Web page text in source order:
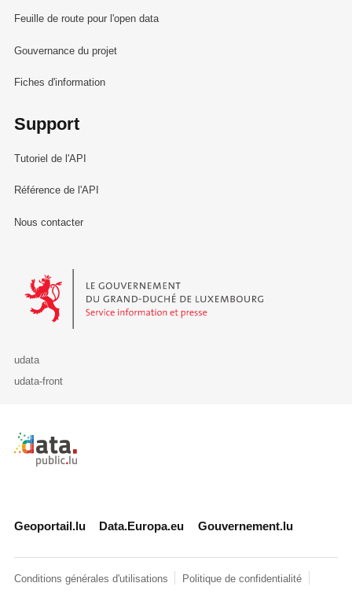
Feuille de route pour l'open data
Gouvernance du projet
Fiches d'information
Support
Tutoriel de l'API
Référence de l'API
Nous contacter
Le Gouvernement du Grand-Duché de Luxembourg - Service
udata
udata-front
Retour à l'accueil de data.public.lu
Geoportail.lu Data.Europa.eu Gouvernement.lu
Conditions générales d'utilisations Politique de confidentialité